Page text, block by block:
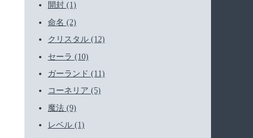
開封 (1)
命名 (2)
クリスタル (12)
セーラ (10)
ガーランド (11)
コーネリア (5)
魔法 (9)
レベル (1)